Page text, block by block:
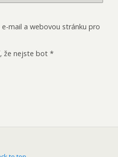
mail a webovou stránku pro
že nejste bot *